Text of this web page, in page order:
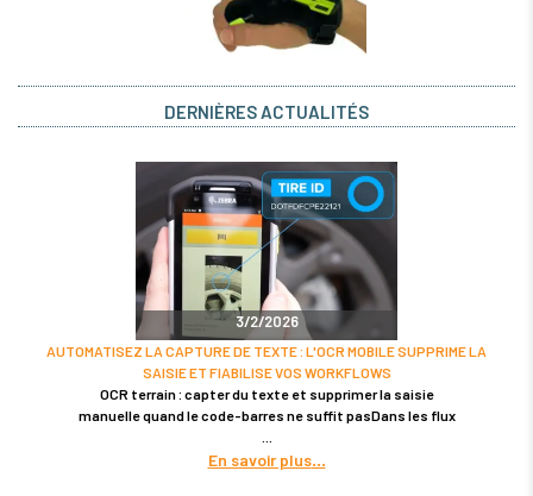
DERNIÈRES ACTUALITÉS
3/2/2026
AUTOMATISEZ LA CAPTURE DE TEXTE : L'OCR MOBILE SUPPRIME LA
SAISIE ET FIABILISE VOS WORKFLOWS
OCR terrain : capter du texte et supprimer la saisie
manuelle quand le code-barres ne suffit pasDans les flux
En savoir plus